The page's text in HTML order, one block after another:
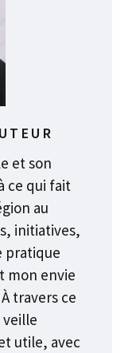
et son
ce qui fait
au
initiatives,
pratique
mon envie
travers ce
utile, avec